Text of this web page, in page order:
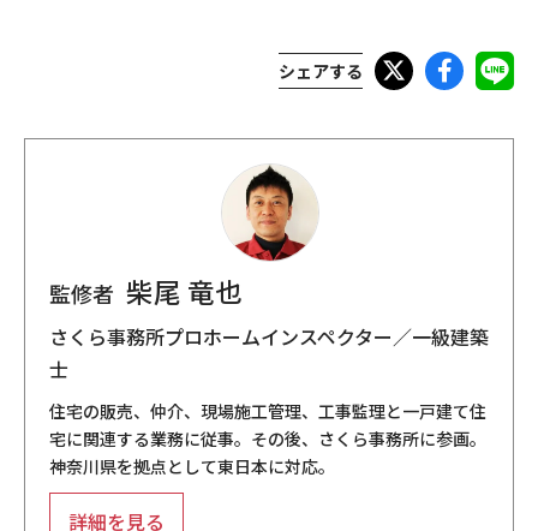
シェアする
監修者 柴尾 竜也
さくら事務所プロホームインスペクター／一級建築
士
住宅の販売、仲介、現場施工管理、工事監理と一戸建て住
宅に関連する業務に従事。その後、さくら事務所に参画。
神奈川県を拠点として東日本に対応。
詳細を見る